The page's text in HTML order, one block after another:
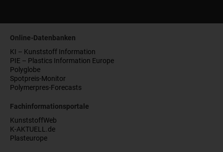
Online-Datenbanken
KI – Kunststoff Information
PIE – Plastics Information Europe
Polyglobe
Spotpreis-Monitor
Polymerpres-Forecasts
Fachinformationsportale
KunststoffWeb
K-AKTUELL.de
Plasteurope